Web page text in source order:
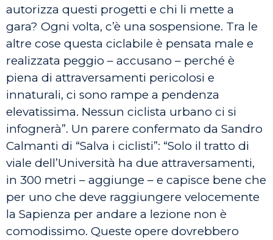
autorizza questi progetti e chi li mette a
gara? Ogni volta, c’è una sospensione. Tra le
altre cose questa ciclabile è pensata male e
realizzata peggio – accusano – perché è
piena di attraversamenti pericolosi e
innaturali, ci sono rampe a pendenza
elevatissima. Nessun ciclista urbano ci si
infognerà”. Un parere confermato da Sandro
Calmanti di “Salva i ciclisti”: “Solo il tratto di
viale dell’Università ha due attraversamenti,
in 300 metri – aggiunge – e capisce bene che
per uno che deve raggiungere velocemente
la Sapienza per andare a lezione non è
comodissimo. Queste opere dovrebbero